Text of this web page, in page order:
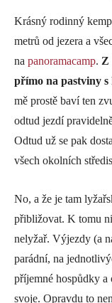
Krásný rodinný
metrů od jezera a
na panoramacamp. Z
přímo na pastviny
mě prostě baví ten
odtud jezdí
Odtud už se pak
všech okolních
No, a že je tam
přibližovat. K tomu
nelyžař. Výjezdy (a
parádní, na
příjemné hospůdky a
svoje. Opravdu to